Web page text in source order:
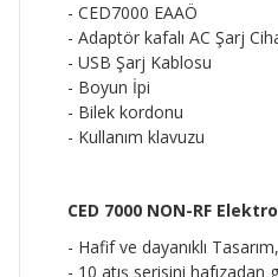
- CED7000 EAAÖ
- Adaptör kafalı AC Şarj
- USB Şarj Kablosu
- Boyun İpi
- Bilek kordonu
- Kullanım klavuzu
CED 7000 NON-RF
- Hafif ve dayanıklı Tasarım,
- 10 atış serisini hafızadan